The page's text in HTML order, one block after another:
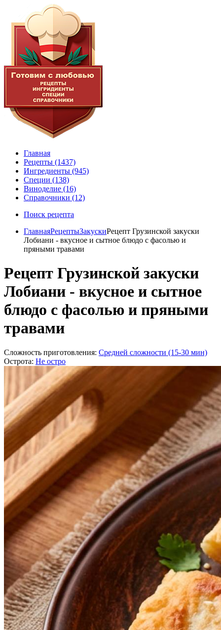
Главная
Рецепты (1437)
Ингредиенты (945)
Специи (138)
Виноделие (16)
Справочники (12)
Поиск рецепта
ГлавнаяРецептыЗакускиРецепт Грузинской закуски
Лобиани - вкусное и сытное блюдо с фасолью и
пряными травами
Рецепт Грузинской закуски
Лобиани - вкусное и сытное
блюдо с фасолью и пряными
травами
Сложность приготовления: Средней сложности (15-30 мин)
Острота: Не остро